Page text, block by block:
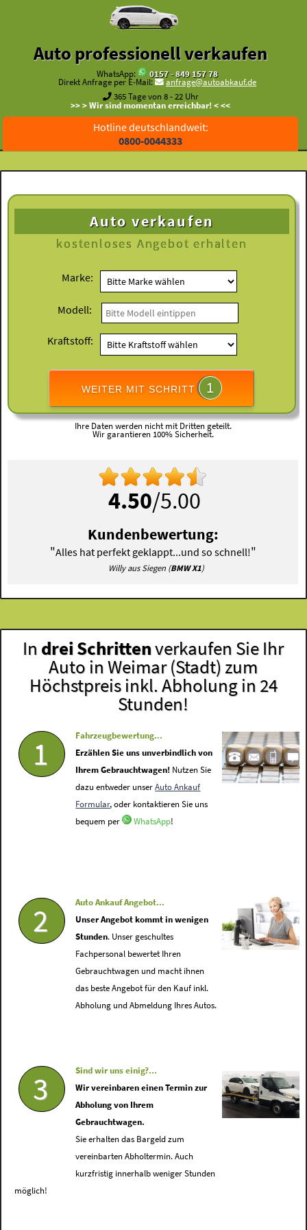
Auto professionell verkaufen
WhatsApp:
0157 - 849 157 78
Direkt Anfrage per E-Mail:
anfrage@autoabkauf.de
365 Tage von 8 - 22 Uhr
>> > Wir sind momentan erreichbar! < <<
Hotline deutschlandweit:
0800-0044333
Auto verkaufen
kostenloses Angebot erhalten
Marke:
Modell:
Kraftstoff:
WEITER MIT SCHRITT 1
Ihre Daten werden nicht mit Dritten geteilt.
Wir garantieren 100% Sicherheit.
4.50/5.00
Kundenbewertung:
"Alles hat perfekt geklappt...und so schnell!"
Willy aus Siegen (BMW X1)
In drei Schrittenverkaufen Sie Ihr
Auto in Weimar (Stadt) zum
Höchstpreis inkl. Abholung in 24
Stunden!
1
Fahrzeugbewertung...
Erzählen Sie uns unverbindlich von
Ihrem Gebrauchtwagen! Nutzen Sie
dazu entweder unserAuto Ankauf
Formular, oder kontaktieren Sie uns
bequem per
WhatsApp!
2
Auto Ankauf Angebot...
Unser Angebot kommt in wenigen
Stunden. Unser geschultes
Fachpersonal bewertet Ihren
Gebrauchtwagen und macht ihnen
das beste Angebot für den Kauf inkl.
Abholung und Abmeldung Ihres Autos.
3
Sind wir uns einig?...
Wir vereinbaren einen Termin zur
Abholung von Ihrem
Gebrauchtwagen.
Sie erhalten das Bargeld zum
vereinbarten Abholtermin. Auch
kurzfristig innerhalb weniger Stunden
möglich!